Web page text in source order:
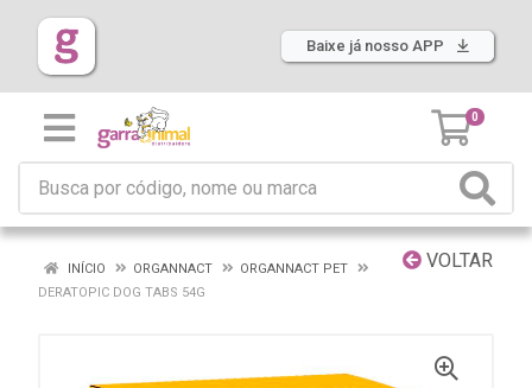
Baixe já nosso APP
0
VOLTAR
INÍCIO ORGANNACT
ORGANNACT PET
DERATOPIC DOG TABS 54G